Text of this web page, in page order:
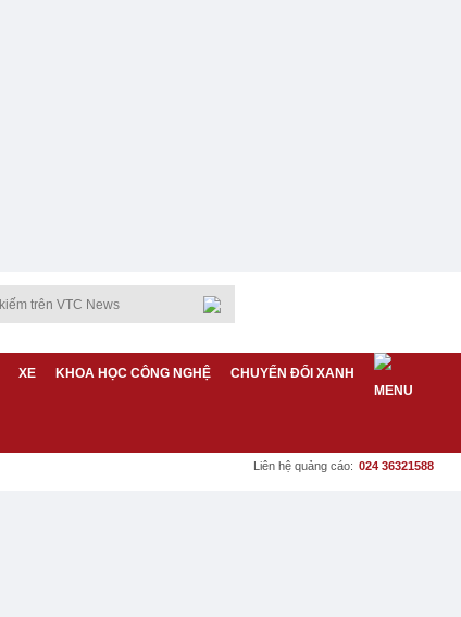
XE KHOA HỌC CÔNG NGHỆ CHUYỂN ĐỔI XANH
Liên hệ quảng cáo: 024 36321588